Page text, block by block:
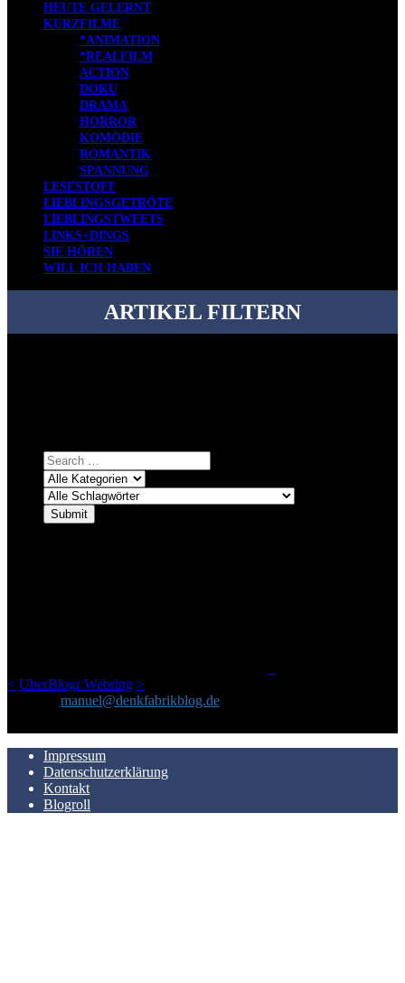
HEUTE GELERNT
KURZFILME
*ANIMATION
*REALFILM
ACTION
DOKU
DRAMA
HORROR
KOMÖDIE
ROMANTIK
SPANNUNG
LESESTOFF
LIEBLINGSGETRÖTE
LIEBLINGSTWEETS
LINKS+DINGS
SIE HÖREN
WILL ICH HABEN
ARTIKEL FILTERN
< UberBlogr Webring >
manuel@denkfabrikblog.de
Impressum
Datenschutzerklärung
Kontakt
Blogroll